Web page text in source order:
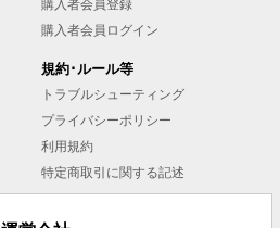
購入者会員登録
購入者会員ログイン
規約･ルール等
トラブルシューティング
プライバシーポリシー
利用規約
特定商取引に関する記述